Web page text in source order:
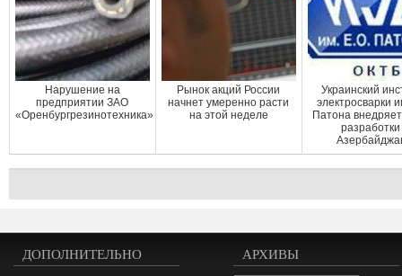
Нарушение на
предприятии ЗАО
«Оренбургрезинотехника»
Рынок акций России
начнет умеренно расти
на этой неделе
Украинский
электросварки
Патона
разработки
ДОПОЛНИТЕЛЬНО АРХИВЫ